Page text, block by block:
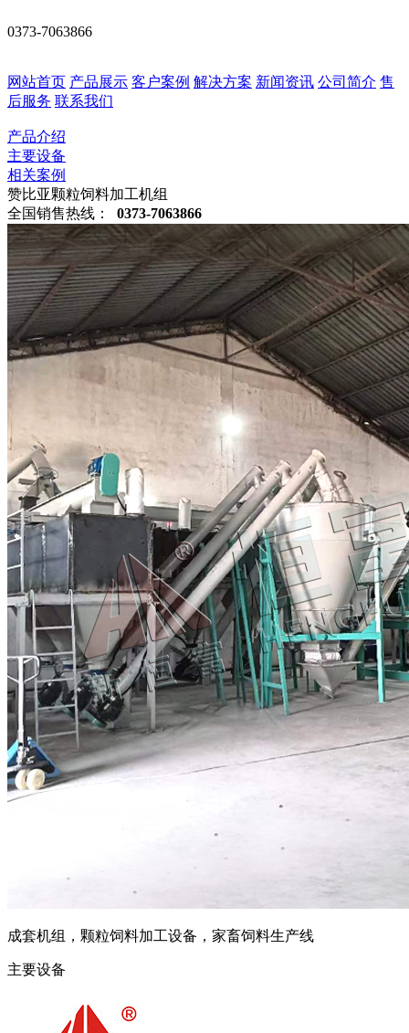
0373-7063866
网站首页 产品展示 客户案例 解决方案 新闻资讯 公司简介 售
后服务 联系我们
产品介绍
主要设备
相关案例
赞比亚颗粒饲料加工机组
全国销售热线：
0373-7063866
成套机组，颗粒饲料加工设备，家畜饲料生产线
主要设备